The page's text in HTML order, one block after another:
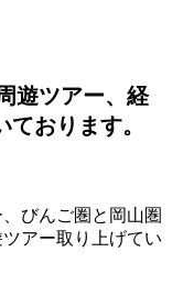
遊ツアー、経
おります。
びんご圏と岡山圏
アー取り上げてい